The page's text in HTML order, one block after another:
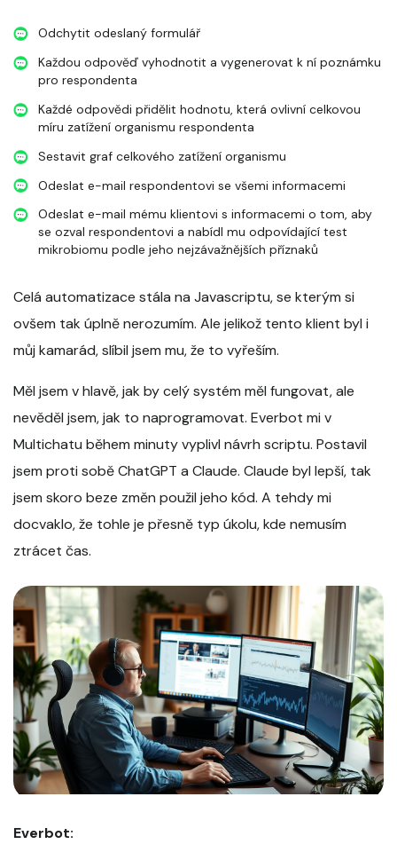
Odchytit odeslaný formulář
Každou odpověď vyhodnotit a vygenerovat k ní poznámku
pro respondenta
Každé odpovědi přidělit hodnotu, která ovlivní celkovou
míru zatížení organismu respondenta
Sestavit graf celkového zatížení organismu
Odeslat e-mail respondentovi se všemi informacemi
Odeslat e-mail mému klientovi s informacemi o tom, aby
se ozval respondentovi a nabídl mu odpovídající test
mikrobiomu podle jeho nejzávažnějších příznaků
Celá automatizace stála na Javascriptu, se kterým si
ovšem tak úplně nerozumím. Ale jelikož tento klient byl i
můj kamarád, slíbil jsem mu, že to vyřeším.
Měl jsem v hlavě, jak by celý systém měl fungovat, ale
nevěděl jsem, jak to naprogramovat. Everbot mi v
Multichatu během minuty vyplivl návrh scriptu. Postavil
jsem proti sobě ChatGPT a Claude. Claude byl lepší, tak
jsem skoro beze změn použil jeho kód. A tehdy mi
docvaklo, že tohle je přesně typ úkolu, kde nemusím
ztrácet čas.
Everbot: